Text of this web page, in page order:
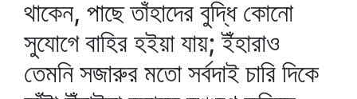
থাকেন, পাছে তাঁহাদের বুদ্ধি কোনো
সুযোগে বাহির হইয়া যায়; ইঁহারাও
তেমনি সজারুর মতো সর্বদাই চারি দিকে